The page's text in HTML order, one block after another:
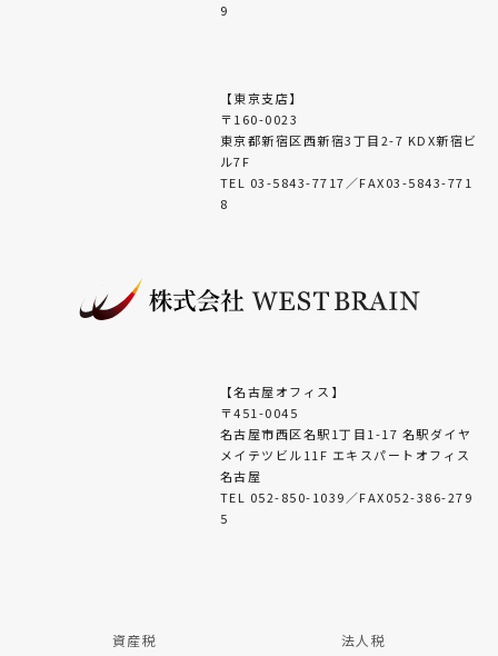
9
【東京支店】
〒160-0023
東京都新宿区西新宿3丁目2-7 KDX新宿ビ
ル7F
TEL 03-5843-7717／FAX03-5843-771
8
【名古屋オフィス】
〒451-0045
名古屋市西区名駅1丁目1-17 名駅ダイヤ
メイテツビル11F エキスパートオフィス
名古屋
TEL 052-850-1039／FAX052-386-279
5
資産税 法人税